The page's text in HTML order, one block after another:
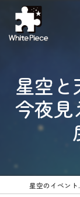
星空と
今夜見
星空